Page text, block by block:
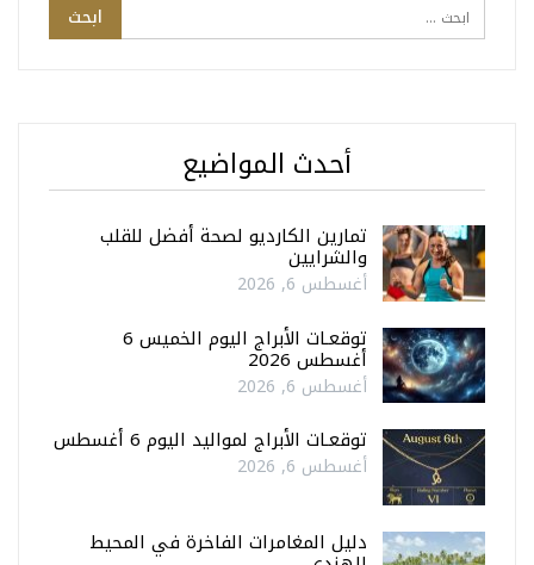
أحدث المواضيع
تمارين الكارديو لصحة أفضل للقلب
والشرايين
أغسطس 6, 2026
توقعـات الأبراج اليوم الخميس 6
أغسطس 2026
أغسطس 6, 2026
توقعـات الأبراج لمواليد اليوم 6 أغسطس
أغسطس 6, 2026
دليل المغامرات الفاخرة في المحيط